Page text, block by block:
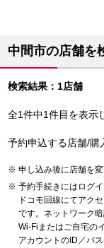
中間市の店舗を
検索結果：1店舗
全1件中1件目を表示
予約申込する店舗/購
申し込み後に店舗を
予約手続きにはログイ
ドコモ回線にてアク
です。ネットワーク
Wi-Fiまたはご自宅の
アカウントのID／パ